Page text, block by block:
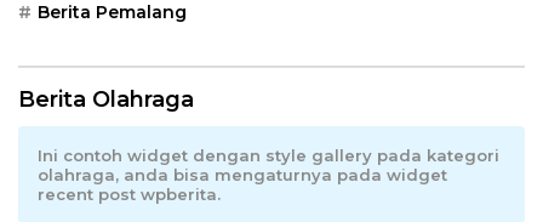
Berita Pemalang
Berita Olahraga
Ini contoh widget dengan style gallery pada kategori
olahraga, anda bisa mengaturnya pada widget
recent post wpberita.